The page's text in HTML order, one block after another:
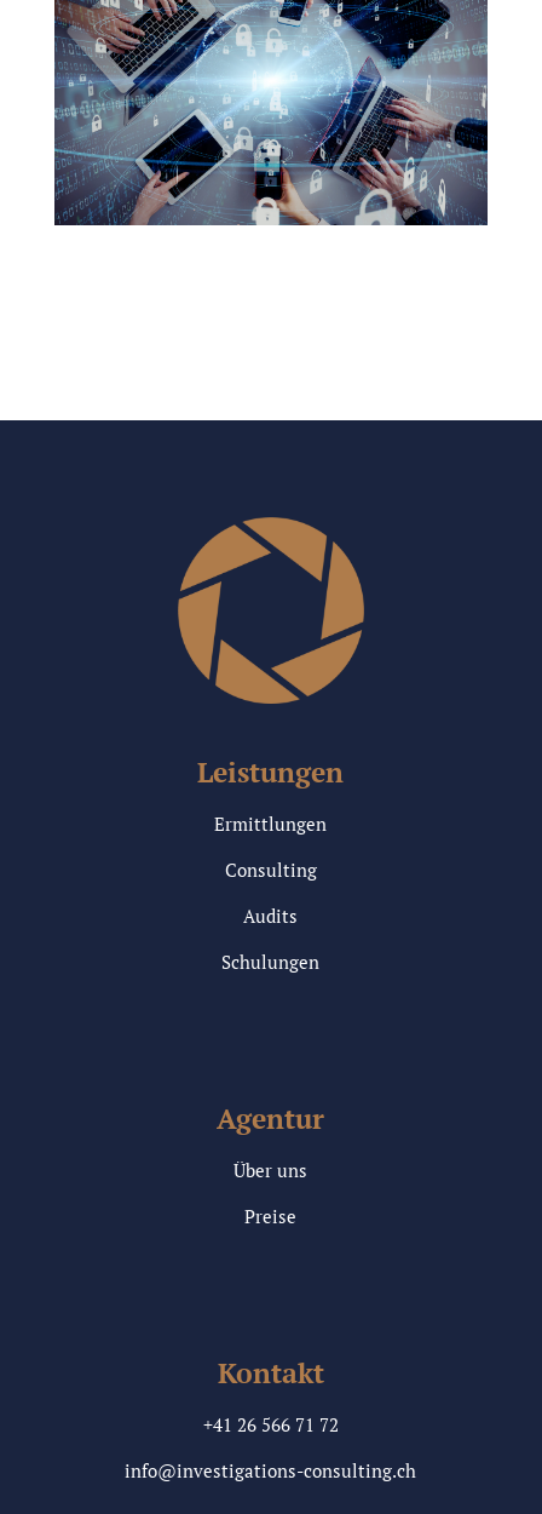
Leistungen
Ermittlungen
Consulting
Audits
Schulungen
Agentur
Über uns
Preise
Kontakt
+41 26 566 71 72
info@investigations-consulting.ch